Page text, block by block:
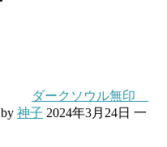
ダークソウル無印
by 神子 2024年3月24日 一